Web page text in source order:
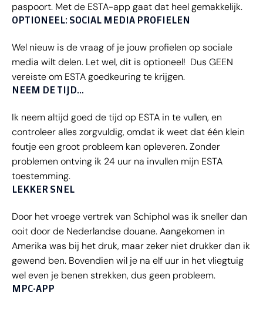
paspoort. Met de ESTA-app gaat dat heel gemakkelijk.
OPTIONEEL: SOCIAL MEDIA PROFIELEN
Wel nieuw is de vraag of je jouw profielen op sociale
media wilt delen. Let wel, dit is optioneel! Dus GEEN
vereiste om ESTA goedkeuring te krijgen.
NEEM DE TIJD…
Ik neem altijd goed de tijd op ESTA in te vullen, en
controleer alles zorgvuldig, omdat ik weet dat één klein
foutje een groot probleem kan opleveren. Zonder
problemen ontving ik 24 uur na invullen mijn ESTA
toestemming.
LEKKER SNEL
Door het vroege vertrek van Schiphol was ik sneller dan
ooit door de Nederlandse douane. Aangekomen in
Amerika was bij het druk, maar zeker niet drukker dan ik
gewend ben. Bovendien wil je na elf uur in het vliegtuig
wel even je benen strekken, dus geen probleem.
MPC-APP